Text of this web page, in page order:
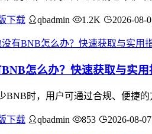
下载 qbadmin 1.2K 2026-08-
怎么办？快速获取与实用
BNB时，用户可通过合规、便捷
下载 qbadmin 853 2026-08-07